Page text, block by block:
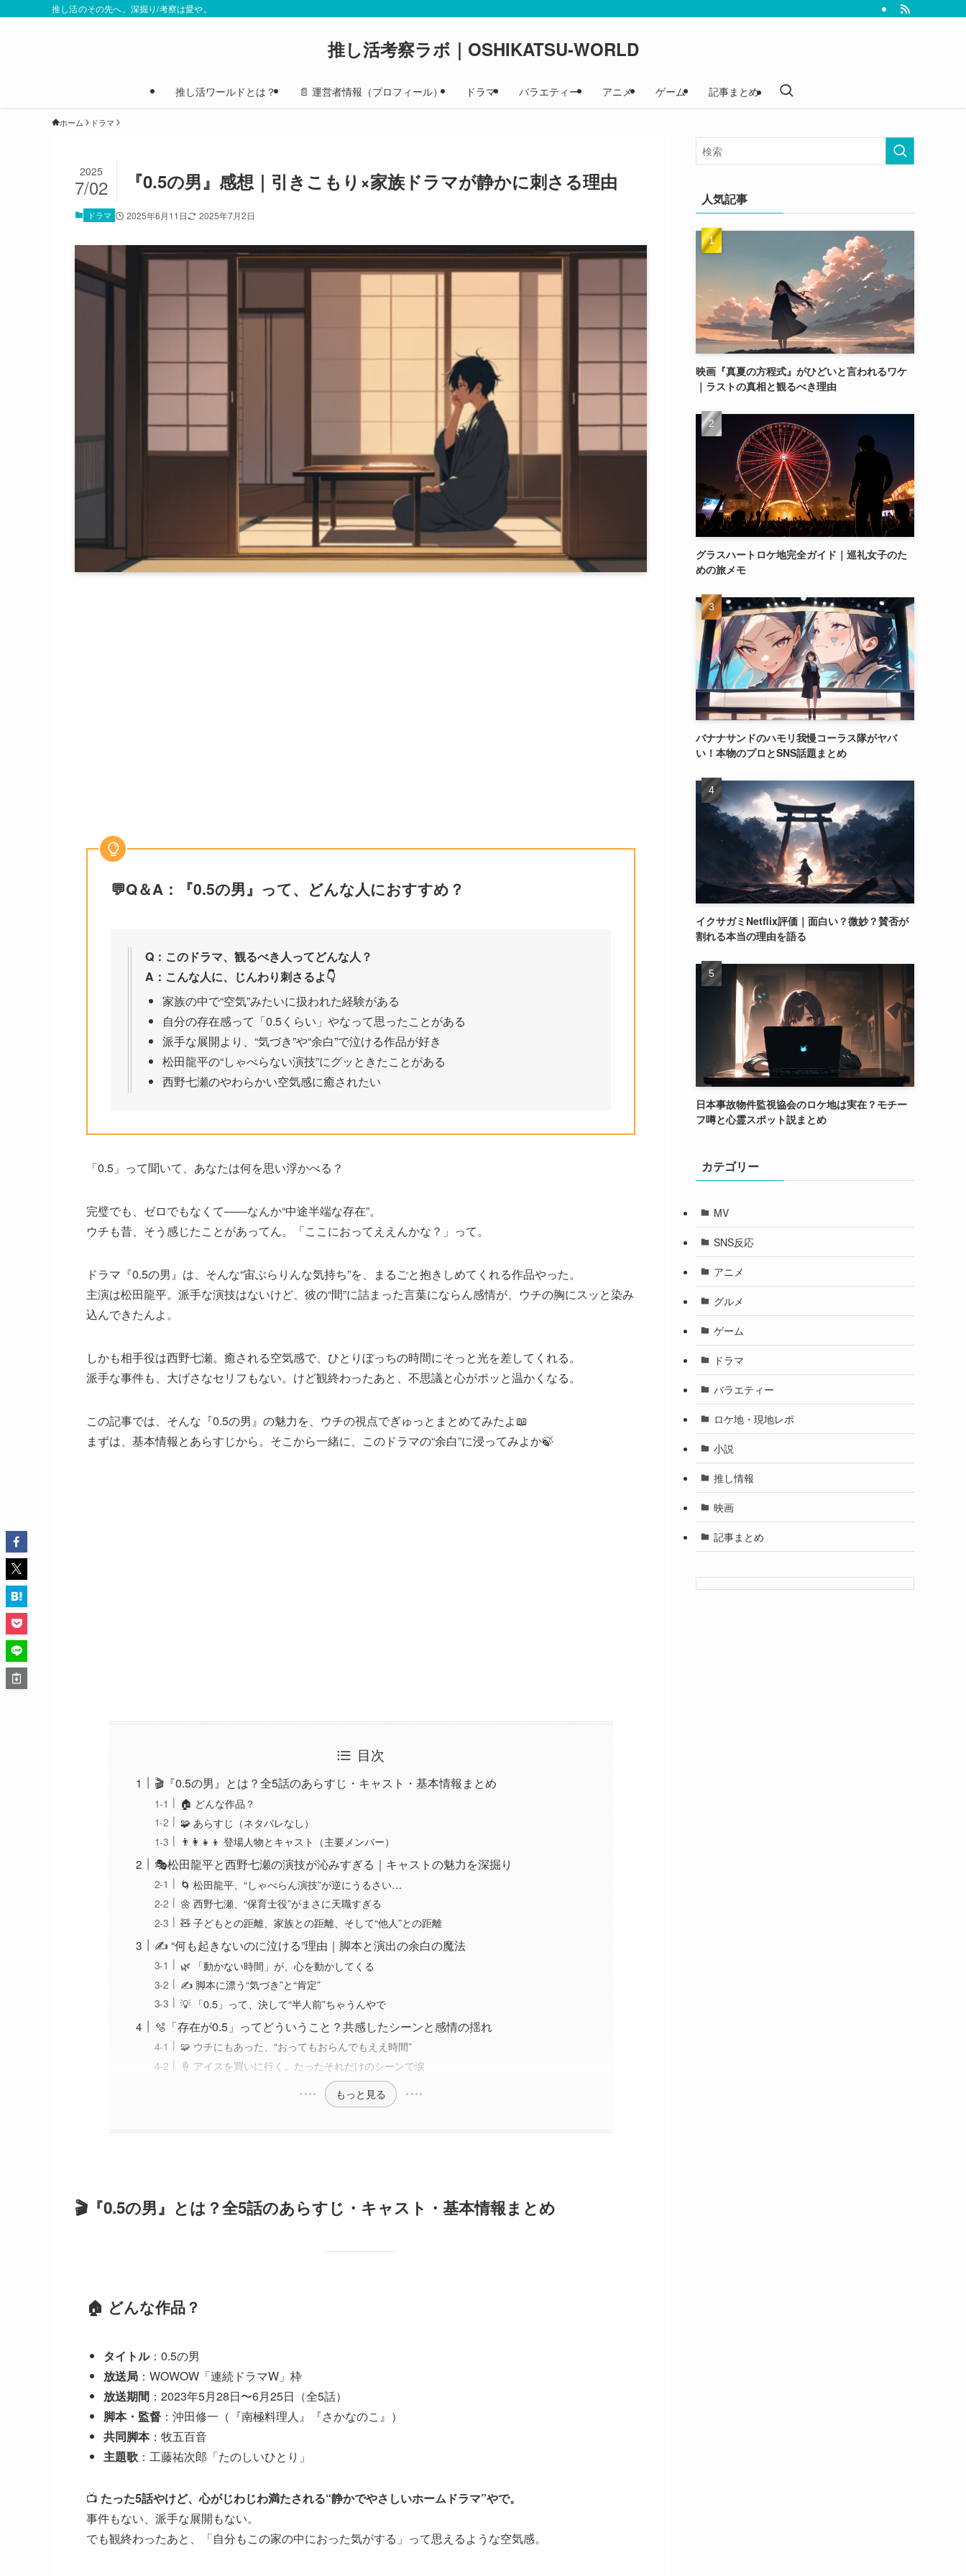
推し活のその先へ。深掘り/考察は愛や。
推し活考察ラボ｜OSHIKATSU-WORLD
推し活ワールドとは？ 📄 運営者情報（プロフィール） ドラマ バラエティー アニメ ゲーム 記事まとめ
ホーム ドラマ
『0.5の男』感想｜引きこもり×家族ドラマが静かに刺さる理由
2025
7/02
ドラマ 2025年6月11日 2025年7月2日
💬Q＆A：『0.5の男』って、どんな人におすすめ？
Q：このドラマ、観るべき人ってどんな人？
A：こんな人に、じんわり刺さるよ👇
家族の中で“空気”みたいに扱われた経験がある
自分の存在感って「0.5くらい」やなって思ったことがある
派手な展開より、“気づき”や“余白”で泣ける作品が好き
松田龍平の“しゃべらない演技”にグッときたことがある
西野七瀬のやわらかい空気感に癒されたい
「0.5」って聞いて、あなたは何を思い浮かべる？
完璧でも、ゼロでもなくて――なんか“中途半端な存在”。
ウチも昔、そう感じたことがあってん。「ここにおってええんかな？」って。
ドラマ『0.5の男』は、そんな“宙ぶらりんな気持ち”を、まるごと抱きしめてくれる作品やった。
主演は松田龍平。派手な演技はないけど、彼の“間”に詰まった言葉にならん感情が、ウチの胸にスッと染み
込んできたんよ。
しかも相手役は西野七瀬。癒される空気感で、ひとりぼっちの時間にそっと光を差してくれる。
派手な事件も、大げさなセリフもない。けど観終わったあと、不思議と心がポッと温かくなる。
この記事では、そんな『0.5の男』の魅力を、ウチの視点でぎゅっとまとめてみたよ📖
まずは、基本情報とあらすじから。そこから一緒に、このドラマの“余白”に浸ってみよか🍃
目次
🎬『0.5の男』とは？全5話のあらすじ・キャスト・基本情報まとめ
🏠 どんな作品？
🧩 あらすじ（ネタバレなし）
👨‍👩‍👧‍👦 登場人物とキャスト（主要メンバー）
🎭松田龍平と西野七瀬の演技が沁みすぎる｜キャストの魅力を深掘り
🌀 松田龍平、“しゃべらん演技”が逆にうるさい…
🌼 西野七瀬、“保育士役”がまさに天職すぎる
🧸 子どもとの距離、家族との距離、そして“他人”との距離
✍️ “何も起きないのに泣ける”理由｜脚本と演出の余白の魔法
🌿 「動かない時間」が、心を動かしてくる
✍️ 脚本に漂う“気づき”と“肯定”
💡 「0.5」って、決して“半人前”ちゃうんやで
🫧「存在が0.5」ってどういうこと？共感したシーンと感情の揺れ
🧩 ウチにもあった、“おってもおらんでもええ時間”
🍦 アイスを買いに行く。たったそれだけのシーンで涙
もっと見る
🎬『0.5の男』とは？全5話のあらすじ・キャスト・基本情報まとめ
🏠 どんな作品？
タイトル：0.5の男
放送局 ：WOWOW「連続ドラマW」枠
放送期間 ：2023年5月28日〜6月25日（全5話）
脚本・監督 ：沖田修一（『南極料理人』『さかなのこ』）
共同脚本：牧五百音
主題歌 ：工藤祐次郎「たのしいひとり」
📺 たった5話やけど、心がじわじわ満たされる“静かでやさしいホームドラマ”やで。
事件もない、派手な展開もない。
でも観終わったあと、「自分もこの家の中におった気がする」って思えるような空気感。
人気記事
映画『真夏の方程式』がひどいと言われるワケ
｜ラストの真相と観るべき理由
グラスハートロケ地完全ガイド｜巡礼女子のた
めの旅メモ
バナナサンドのハモリ我慢コーラス隊がヤバ
い！本物のプロとSNS話題まとめ
イクサガミNetflix評価｜面白い？微妙？賛否が
割れる本当の理由を語る
日本事故物件監視協会のロケ地は実在？モチー
フ噂と心霊スポット説まとめ
カテゴリー
MV
SNS反応
アニメ
グルメ
ゲーム
ドラマ
バラエティー
ロケ地・現地レポ
小説
推し情報
映画
記事まとめ